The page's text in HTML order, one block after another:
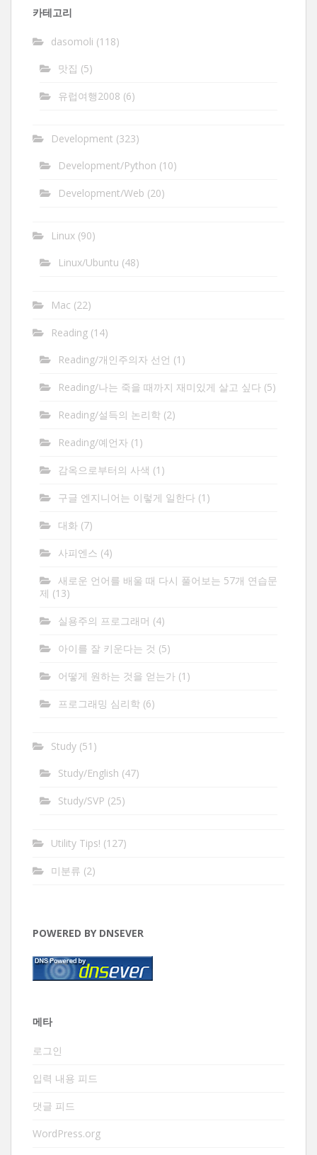
카테고리
dasomoli (118)
맛집 (5)
유럽여행2008 (6)
Development (323)
Development/Python (10)
Development/Web (20)
Linux (90)
Linux/Ubuntu (48)
Mac (22)
Reading (14)
Reading/개인주의자 선언 (1)
Reading/나는 죽을 때까지 재미있게 살고 싶다 (5)
Reading/설득의 논리학 (2)
Reading/예언자 (1)
감옥으로부터의 사색 (1)
구글 엔지니어는 이렇게 일한다 (1)
대화 (7)
사피엔스 (4)
새로운 언어를 배울 때 다시 풀어보는 57개 연습문
제 (13)
실용주의 프로그래머 (4)
아이를 잘 키운다는 것 (5)
어떻게 원하는 것을 얻는가 (1)
프로그래밍 심리학 (6)
Study (51)
Study/English (47)
Study/SVP (25)
Utility Tips! (127)
미분류 (2)
POWERED BY DNSEVER
메타
로그인
입력 내용 피드
댓글 피드
WordPress.org